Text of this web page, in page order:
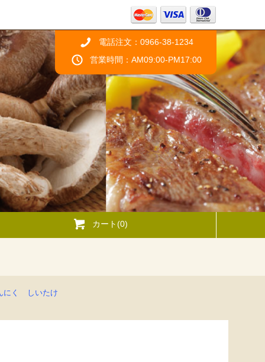
電話注文：0966-38-1234
営業時間：AM09:00-PM17:00
カート(0)
にく しいたけ